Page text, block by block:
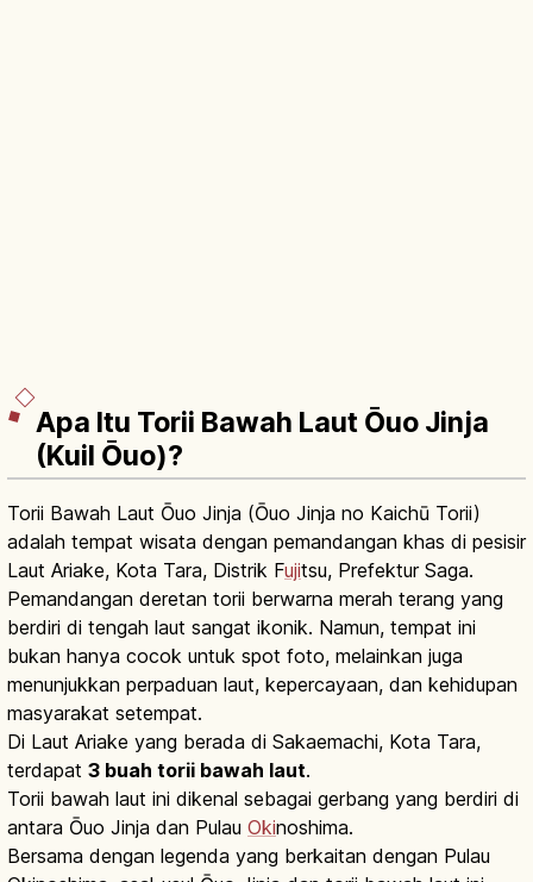
Apa Itu Torii Bawah Laut Ōuo Jinja
(Kuil Ōuo)?
Torii Bawah Laut Ōuo Jinja (Ōuo Jinja no Kaichū Torii)
adalah tempat wisata dengan pemandangan khas di pesisir
Laut Ariake, Kota Tara, Distrik Fujitsu, Prefektur Saga.
Pemandangan deretan torii berwarna merah terang yang
berdiri di tengah laut sangat ikonik. Namun, tempat ini
bukan hanya cocok untuk spot foto, melainkan juga
menunjukkan perpaduan laut, kepercayaan, dan kehidupan
masyarakat setempat.
Di Laut Ariake yang berada di Sakaemachi, Kota Tara,
terdapat 3 buah torii bawah laut.
Torii bawah laut ini dikenal sebagai gerbang yang berdiri di
antara Ōuo Jinja dan Pulau Okinoshima.
Bersama dengan legenda yang berkaitan dengan Pulau